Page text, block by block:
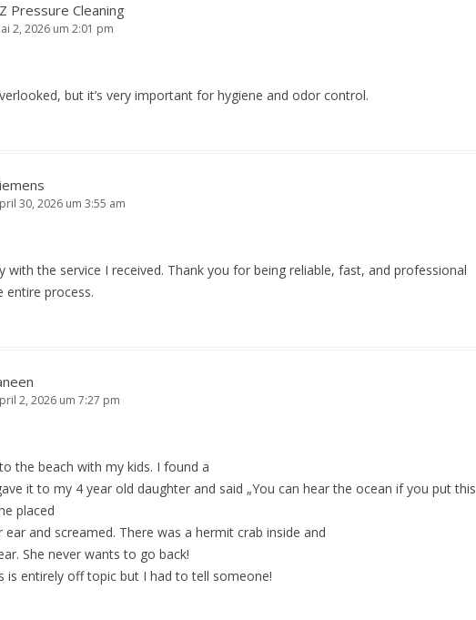
Pressure Cleaning
2, 2026 um 2:01 pm
but it’s very important for hygiene and odor control.
30, 2026 um 3:55 am
with the service I received. Thank you for being reliable, fast, and professional
entire process.
2, 2026 um 7:27 pm
the beach with my kids. I found a
it to my 4 year old daughter and said „You can hear the ocean if you put this
placed
and screamed. There was a hermit crab inside and
She never wants to go back!
is entirely off topic but I had to tell someone!